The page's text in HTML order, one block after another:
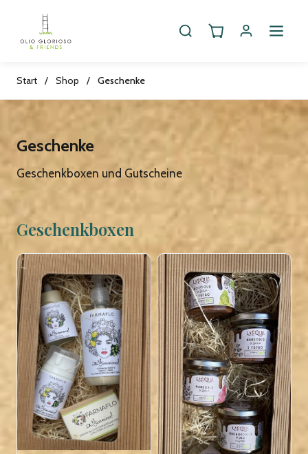
Start / Shop / Geschenke
Geschenke
Geschenkboxen und Gutscheine
Geschenkboxen